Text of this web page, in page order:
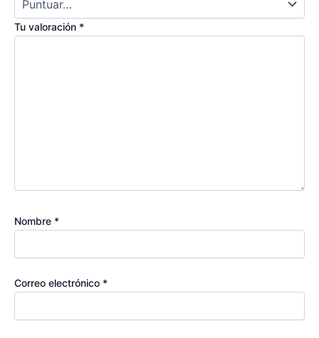
Tu valoración *
Nombre *
Correo electrónico *